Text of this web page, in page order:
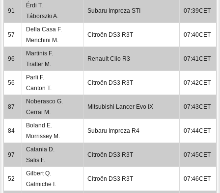
91
Érdi T.
Táborszki A.
Subaru Impreza STI 07:39CET
57
Della Casa F.
Menchini M.
Citroën DS3 R3T 07:40CET
96
Martinis F.
Tratter M.
Renault Clio R3 07:41CET
56
Parli F.
Canton T.
Citroën DS3 R3T 07:42CET
87
Noberasco G.
Cerrai M.
Mitsubishi Lancer Evo IX 07:43CET
84
Boland E.
Morrissey M.
Subaru Impreza R4 07:44CET
97
Catania D.
Salis F.
Citroën DS3 R3T 07:45CET
52
Gilbert Q.
Galmiche I.
Citroën DS3 R3T 07:46CET